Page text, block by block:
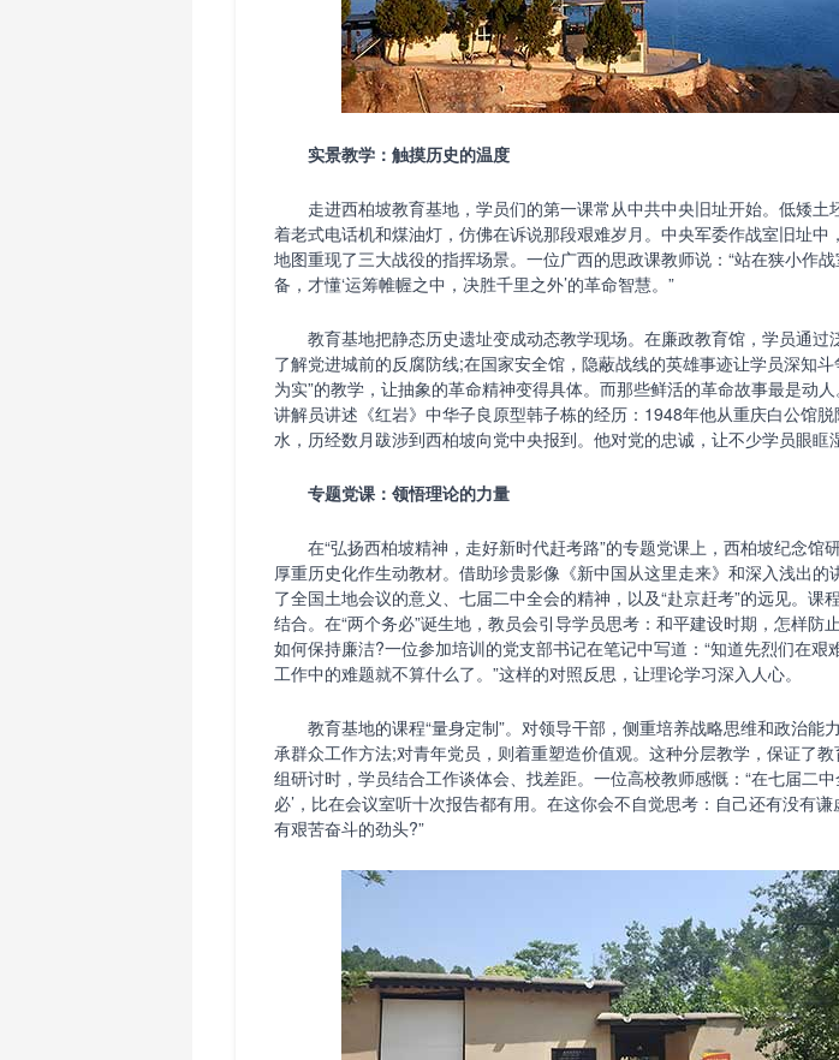
实景教学：触摸历史的温度
走进西柏坡教育基地，学员们的第一课常从中共中央旧址开始。低矮土
着老式电话机和煤油灯，仿佛在诉说那段艰难岁月。中央军委作战室旧址中
地图重现了三大战役的指挥场景。一位广西的思政课教师说：“站在狭小作
备，才懂‘运筹帷幄之中，决胜千里之外’的革命智慧。”
教育基地把静态历史遗址变成动态教学现场。在廉政教育馆，学员通过
了解党进城前的反腐防线;在国家安全馆，隐蔽战线的英雄事迹让学员深知
为实”的教学，让抽象的革命精神变得具体。而那些鲜活的革命故事最是动人
讲解员讲述《红岩》中华子良原型韩子栋的经历：1948年他从重庆白公馆
水，历经数月跋涉到西柏坡向党中央报到。他对党的忠诚，让不少学员眼眶
专题党课：领悟理论的力量
在“弘扬西柏坡精神，走好新时代赶考路”的专题党课上，西柏坡纪念馆
厚重历史化作生动教材。借助珍贵影像《新中国从这里走来》和深入浅出的
了全国土地会议的意义、七届二中全会的精神，以及“赴京赶考”的远见。课
结合。在“两个务必”诞生地，教员会引导学员思考：和平建设时期，怎样防
如何保持廉洁?一位参加培训的党支部书记在笔记中写道：“知道先烈们在艰
工作中的难题就不算什么了。”这样的对照反思，让理论学习深入人心。
教育基地的课程“量身定制”。对领导干部，侧重培养战略思维和政治能
承群众工作方法;对青年党员，则着重塑造价值观。这种分层教学，保证了
组研讨时，学员结合工作谈体会、找差距。一位高校教师感慨：“在七届二中
必’，比在会议室听十次报告都有用。在这你会不自觉思考：自己还有没有
有艰苦奋斗的劲头?”